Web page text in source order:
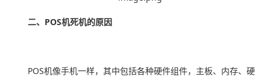
二、POS机死机的原因
POS机像手机一样，其中包括各种硬件组件，主板、内存、硬